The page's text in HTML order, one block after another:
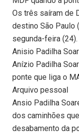
Os três saíram de
destino São Paulo
segunda-feira (24).
Anisio Padilha
Anízio Padilha
ponte que liga o
Arquivo pessoal
Ansio Padilha
dos caminhões
desabamento da